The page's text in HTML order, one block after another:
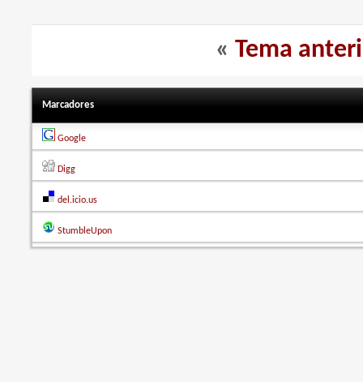
« Tema
Marcadores
Google
Digg
del.icio.us
StumbleUpon